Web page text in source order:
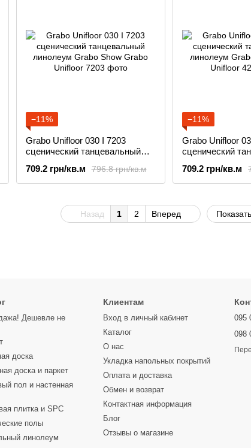
−11%
Grabo Unifloor 030 I 7203
сценический танцевальный
796.8 грн/кв.м
709.2 грн/кв.м
−11%
Grabo Unifloor
сценический
709.2 грн/кв.м
Назад 1 2 Вперед
Дешевле не
доска
доска и паркет
пол и настенная
плитка и SPC
полы
линолеум
Клиентам
Вход в личный кабинет
Каталог
О нас
Укладка напольных покрытий
Оплата и доставка
Обмен и возврат
Контактная информация
Блог
Отзывы о магазине
095
098